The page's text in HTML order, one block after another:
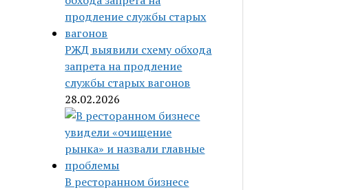
РЖД выявили схему обхода
запрета на продление
службы старых вагонов
28.02.2026
В ресторанном бизнесе